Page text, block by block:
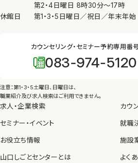
第2・4日曜日 8時30分〜17時
休館日
第1・3・5日曜日／祝日／年末年始
カウンセリング・セミナー予約専用番
083-974-5120
注意：第1・3・5土曜日、日曜日は、
職業紹介及び求人検索はご利用できません。
求人・企業検索
セミナー・イベント
お役立ち情報
山口しごとセンターとは
カウ
就職
施設
よく